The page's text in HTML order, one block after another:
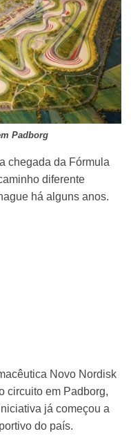
Padborg
chegada da Fórmula
diferente
há alguns anos.
Novo Nordisk
circuito em Padborg,
já começou a
do país.